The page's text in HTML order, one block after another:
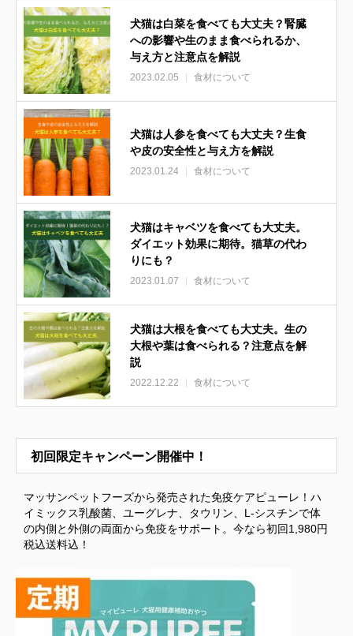
犬猫は白菜を食べても大丈夫？腎臓
への影響や生のまま食べられるか、
与え方と注意点を解説
2023.02.05 食材について
犬猫は人参を食べても大丈夫？生食
や皮の安全性と与え方を解説
2023.01.24 食材について
犬猫はキャベツを食べても大丈夫。
ダイエット効果に期待。猫草の代わ
りにも？
2023.01.07 食材について
犬猫は大根を食べても大丈夫。生の
大根や葉は食べられる？注意点を解
説
2022.12.22 食材について
初回限定キャンペーン開催中！
マッサンペットフーズから発売された免疫ケアピューレ！ハ
イミックス乳酸菌、ユーグレナ、タウリン、L-シスチンで体
の内側と外側の両面から免疫をサポート。今なら初回1,980円
税込送料込！